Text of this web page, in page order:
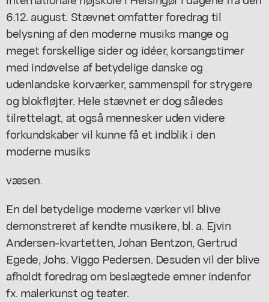
6.12. august. Stævnet omfatter foredrag til
belysning af den moderne musiks mange og
meget forskellige sider og idéer, korsangstimer
med indøvelse af betydelige danske og
udenlandske korværker, sammenspil for strygere
og blokfløjter. Hele stævnet er dog således
tilrettelagt, at også mennesker uden videre
forkundskaber vil kunne få et indblik i den
moderne musiks
væsen.
En del betydelige moderne værker vil blive
demonstreret af kendte musikere, bl. a. Ejvin
Andersen-kvartetten, Johan Bentzon, Gertrud
Egede, Johs. Viggo Pedersen. Desuden vil der blive
afholdt foredrag om beslægtede emner indenfor
fx. malerkunst og teater.